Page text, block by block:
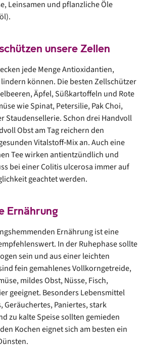
Leinsamen und pflanzliche Öle
unsere Zellen
jede Menge Antioxidantien,
können. Die besten Zellschützer
Äpfel, Süßkartoffeln und Rote
wie Spinat, Petersilie, Pak Choi,
Staudensellerie. Schon drei Handvoll
Obst am Tag reichern den
Vitalstoff‐Mix an. Auch eine
Tee wirken antientzündlich und
bei einer Colitis ulcerosa immer auf
geachtet werden.
Ernährung
Ernährung ist eine
In der Ruhephase sollte
sein und aus einer leichten
fein gemahlenes Vollkorngetreide,
mildes Obst, Nüsse, Fisch,
geeignet. Besonders Lebensmittel
Geräuchertes, Paniertes, stark
zu kalte Speise sollten gemieden
Kochen eignet sich am besten ein